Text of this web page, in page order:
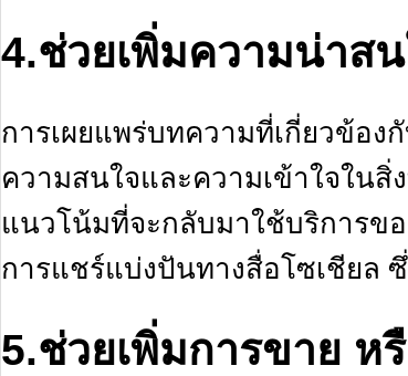
4.ช่วยเพิ่มความน่าส
การเผยแพร่บทความที่เกี่ยวข้อง
ความสนใจและความเข้าใจในสิ่
แนวโน้มที่จะกลับมาใช้บริการข
การแชร์แบ่งปันทางสื่อโซเชียล
5.ช่วยเพิ่มการขาย ห